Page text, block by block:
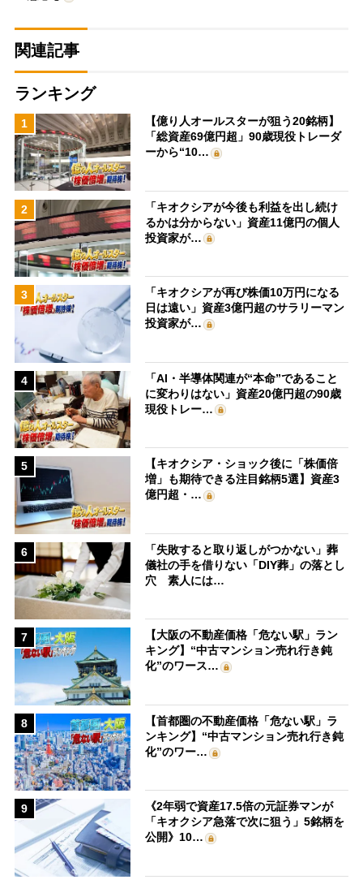
関連記事
ランキング
1
【億り人オールスターが狙う20銘柄】
「総資産69億円超」90歳現役トレーダ
ーから“10…
2
「キオクシアが今後も利益を出し続け
るかは分からない」資産11億円の個人
投資家が…
3
「キオクシアが再び株価10万円になる
日は遠い」資産3億円超のサラリーマン
投資家が…
4
「AI・半導体関連が“本命”であること
に変わりはない」資産20億円超の90歳
現役トレー…
5
【キオクシア・ショック後に「株価倍
増」も期待できる注目銘柄5選】資産3
億円超・…
6
「失敗すると取り返しがつかない」葬
儀社の手を借りない「DIY葬」の落とし
穴 素人には…
7
【大阪の不動産価格「危ない駅」ラン
キング】“中古マンション売れ行き鈍
化”のワース…
8
【首都圏の不動産価格「危ない駅」ラ
ンキング】“中古マンション売れ行き鈍
化”のワー…
9
《2年弱で資産17.5倍の元証券マンが
「キオクシア急落で次に狙う」5銘柄を
公開》10…